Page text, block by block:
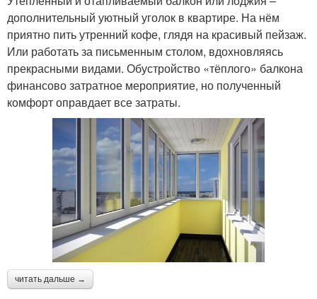
дополнительный уютный уголок в квартире. На нём
приятно пить утренний кофе, глядя на красивый пейзаж.
Или работать за письменным столом, вдохновляясь
прекрасными видами. Обустройство «тёплого» балкона
финансово затратное мероприятие, но полученный
комфорт оправдает все затраты.
читать дальше →